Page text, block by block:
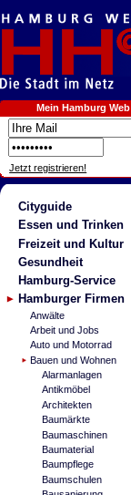
Mein Hamburg Web
Jetzt registrieren!
Cityguide
Essen und Trinken
Freizeit und Kultur
Gesundheit
Hamburg-Service
Hamburger Firmen
Anwälte
Arbeit und Jobs
Auto und Motorrad
Bauen und Wohnen
Alarmanlagen
Antikmöbel
Architekten
Baumärkte
Baumaschinen
Baumaterial
Baumpflege
Baumschulen